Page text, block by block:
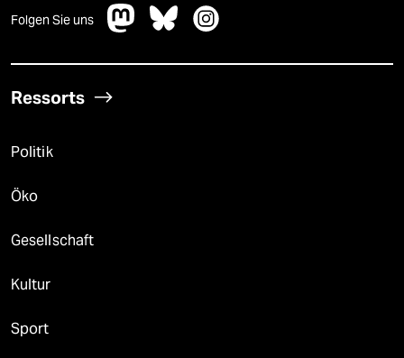
Folgen Sie uns
Ressorts
Politik
Öko
Gesellschaft
Kultur
Sport